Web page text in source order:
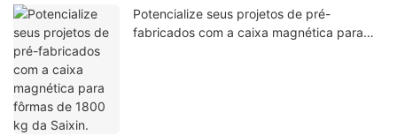
Potencialize seus projetos de pré-
fabricados com a caixa magnética para